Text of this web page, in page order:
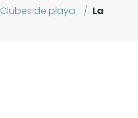
Clubes de playa / La